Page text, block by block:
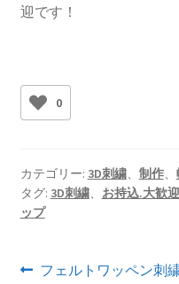
迎です！
0
カテゴリー: 3D刺繍、 制作、
タグ: 3D刺繍、 お持込.大歓迎
ップ
投前
フェルトワッペン刺